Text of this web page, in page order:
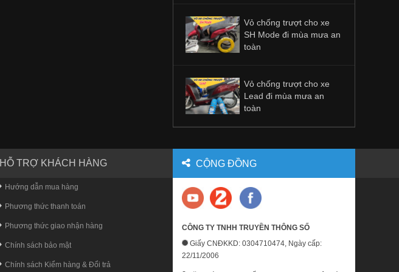
Vỏ chống trượt cho xe
SH Mode đi mùa mưa an
toàn
Vỏ chống trượt cho xe
Lead đi mùa mưa an
toàn
HỖ TRỢ KHÁCH HÀNG
Hướng dẫn mua hàng
Phương thức thanh toán
Phương thức giao nhận hàng
Chính sách bảo mật
Chính sách Kiểm hàng & Đổi trả
CỘNG ĐỒNG
CÔNG TY TNHH TRUYỀN THÔNG SỐ
Giấy CNĐKKD: 0304710474, Ngày cấp:
22/11/2006